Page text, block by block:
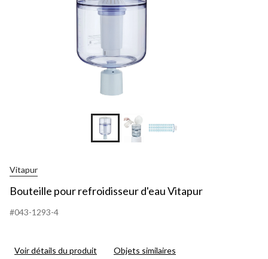
Vitapur
Bouteille pour refroidisseur d'eau Vitapur
#043-1293-4
Voir détails du produit Objets similaires